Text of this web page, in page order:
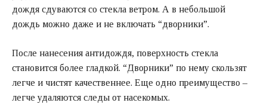
дождя сдуваются со стекла ветром. А в небольшой
дождь можно даже и не включать “дворники”.
После нанесения антидождя, поверхность стекла
становится более гладкой. “Дворники” по нему скользят
легче и чистят качественнее. Еще одно преимущество –
легче удаляются следы от насекомых.